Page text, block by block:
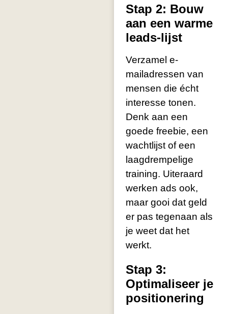
Stap 2: Bouw
aan een warme
leads-lijst
Verzamel e-
mailadressen van
mensen die écht
interesse tonen.
Denk aan een
goede freebie, een
wachtlijst of een
laagdrempelige
training. Uiteraard
werken ads ook,
maar gooi dat geld
er pas tegenaan als
je weet dat het
werkt.
Stap 3:
Optimaliseer je
positionering